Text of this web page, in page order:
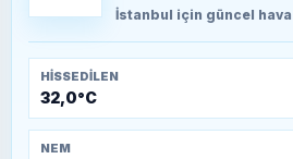
Kütahya-Eskişehir
İstanbul için güncel
HISSEDILEN
32,0°C
NEM